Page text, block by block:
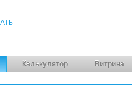
Калькулятор Витрина